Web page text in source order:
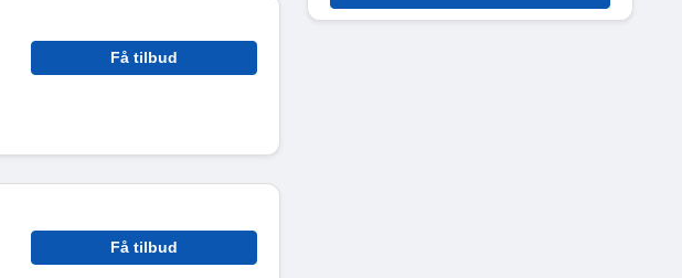
Få tilbud
Få tilbud